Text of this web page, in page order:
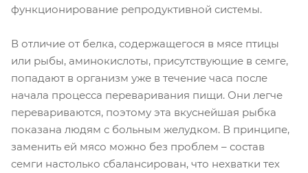
функционирование репродуктивной системы.
В отличие от белка, содержащегося в мясе птицы
или рыбы, аминокислоты, присутствующие в семге,
попадают в организм уже в течение часа после
начала процесса переваривания пищи. Они легче
перевариваются, поэтому эта вкуснейшая рыбка
показана людям с больным желудком. В принципе,
заменить ей мясо можно без проблем – состав
семги настолько сбалансирован, что нехватки тех